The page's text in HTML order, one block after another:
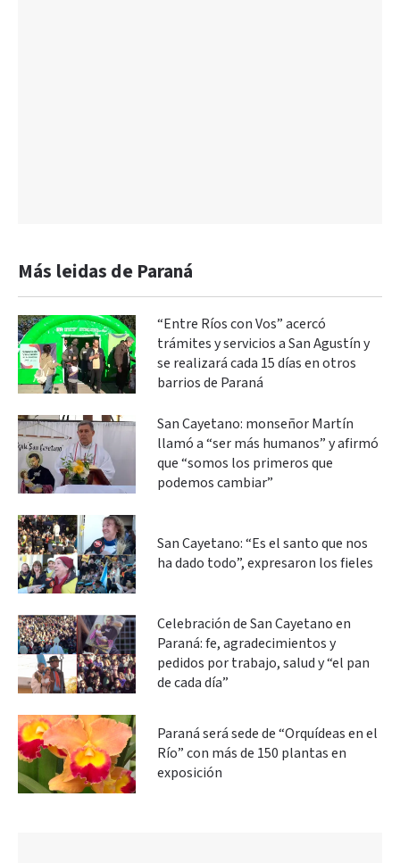
Más leidas de Paraná
“Entre Ríos con Vos” acercó
trámites y servicios a San Agustín y
se realizará cada 15 días en otros
barrios de Paraná
San Cayetano: monseñor Martín
llamó a “ser más humanos” y afirmó
que “somos los primeros que
podemos cambiar”
San Cayetano: “Es el santo que nos
ha dado todo”, expresaron los fieles
Celebración de San Cayetano en
Paraná: fe, agradecimientos y
pedidos por trabajo, salud y “el pan
de cada día”
Paraná será sede de “Orquídeas en el
Río” con más de 150 plantas en
exposición